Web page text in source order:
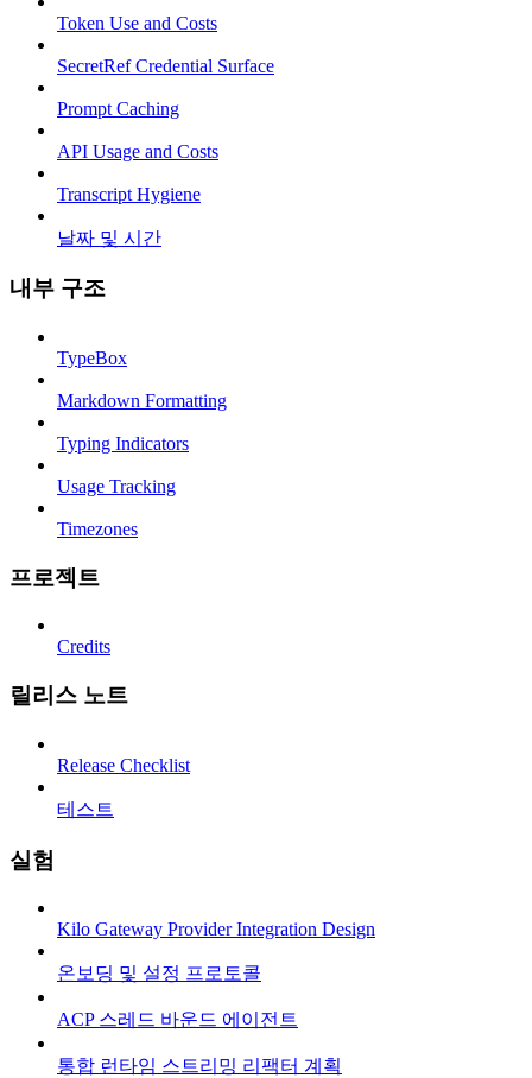
Token Use and Costs
SecretRef Credential Surface
Prompt Caching
API Usage and Costs
Transcript Hygiene
날짜 및 시간
내부 구조
TypeBox
Markdown Formatting
Typing Indicators
Usage Tracking
Timezones
프로젝트
Credits
릴리스 노트
Release Checklist
테스트
실험
Kilo Gateway Provider Integration Design
온보딩 및 설정 프로토콜
ACP 스레드 바운드 에이전트
통합 런타임 스트리밍 리팩터 계획